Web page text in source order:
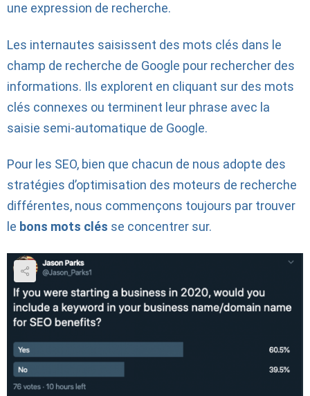
une expression de recherche.
Les internautes saisissent des mots clés dans le
champ de recherche de Google pour rechercher des
informations. Ils explorent en cliquant sur des mots
clés connexes ou terminent leur phrase avec la
saisie semi-automatique de Google.
Pour les SEO, bien que chacun de nous adopte des
stratégies d’optimisation des moteurs de recherche
différentes, nous commençons toujours par trouver
le bons mots clés se concentrer sur.